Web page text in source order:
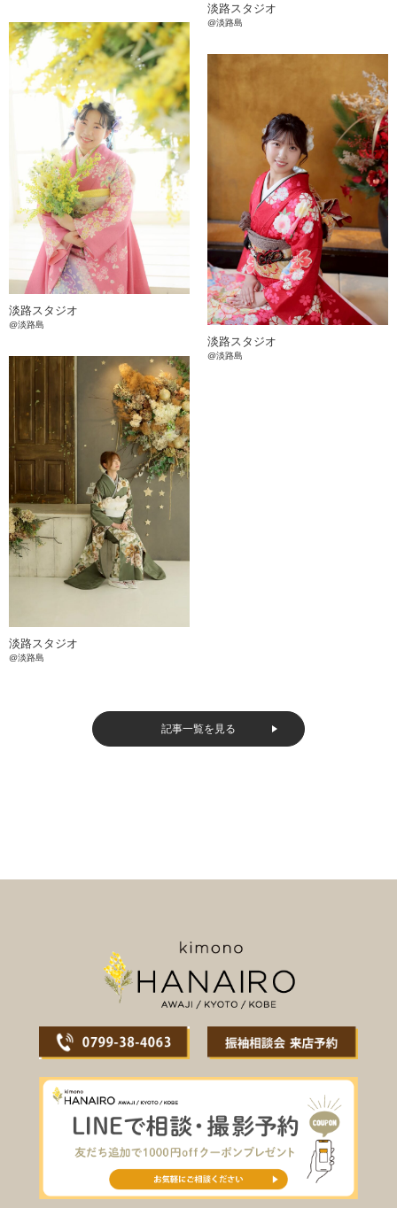
淡路スタジオ
@淡路島
淡路スタジオ
@淡路島
淡路スタジオ
@淡路島
淡路スタジオ
@淡路島
記事一覧を見る